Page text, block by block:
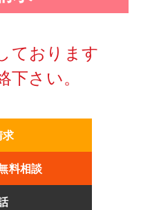
ております
下さい。
求
料相談